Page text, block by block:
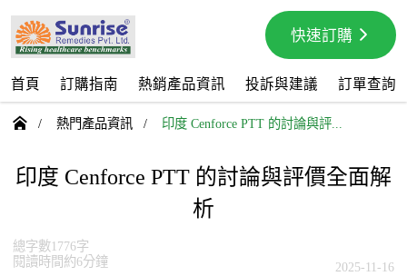
快速訂購
首頁 訂購指南 熱銷產品資訊 投訴與建議 訂單查詢
 / 熱門產品資訊 / 印度 Cenforce PTT 的討論與評...
印度 Cenforce PTT 的討論與評價全面解
析
總字數1776字
閱讀時間約6分鐘
2025-11-16